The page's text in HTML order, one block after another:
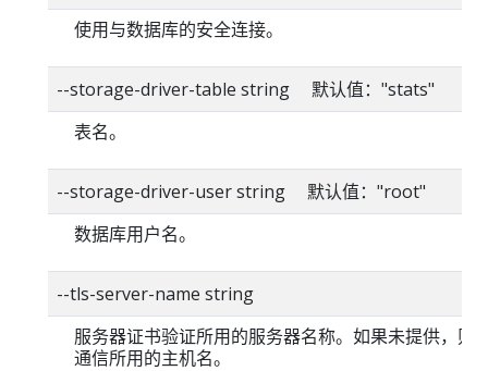
使用与数据库的安全连接。
--storage-driver-table string 默认值："stats"
表名。
--storage-driver-user string 默认值："root"
数据库用户名。
--tls-server-name string
服务器证书验证所用的服务器名称。如果未提供，则
通信所用的主机名。